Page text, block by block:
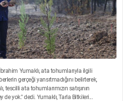
Yumaklı, ata tohumlarıyla ilgili
gerçeği yansıtmadığını belirterek,
tescilli ata tohumlarımızın satışının
yasaklanması diye bir şey de yok." dedi. Yumaklı, Tarla Bitkileri...